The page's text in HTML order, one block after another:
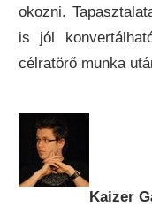
okozni.
is jól
célratörő munka
Kaizer